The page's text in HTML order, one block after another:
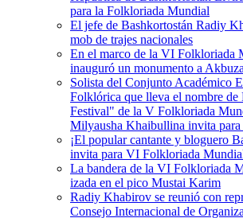
para la Folkloriada Mundial
El jefe de Bashkortostán Radiy
mob de trajes nacionales
En el marco de la VI Folkloriada
inauguró un monumento a
Solista del Conjunto Académico
Folklórica que lleva el nombre de
Festival" de la V Folkloriada
Milyausha Khaibullina invita
¡El popular cantante y bloguero
invita para VI Folkloriada
La bandera de la VI Folkloriada
izada en el pico Mustai Karim
Radiy Khabirov se reunió con
Consejo Internacional de